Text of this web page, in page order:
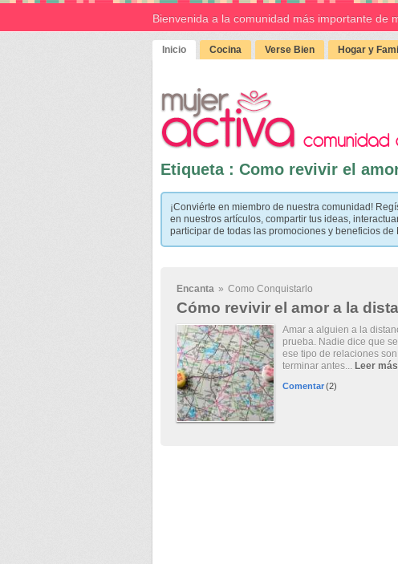
Bienvenida a la comunidad más importante de
Inicio Cocina Verse Bien Hogar y
Etiqueta : Como revivir el
¡Conviérte en miembro de nuestra comunidad!
en nuestros artículos, compartir tus ideas,
participar de todas las promociones y beneficios de
Encanta » Como Conquistarlo
Cómo revivir el amor a la
Amar a alguien a la
prueba. Nadie dice que
ese tipo de relaciones
terminar antes... Leer más
Comentar (2)